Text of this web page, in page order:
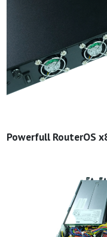
Powerfull RouterOS